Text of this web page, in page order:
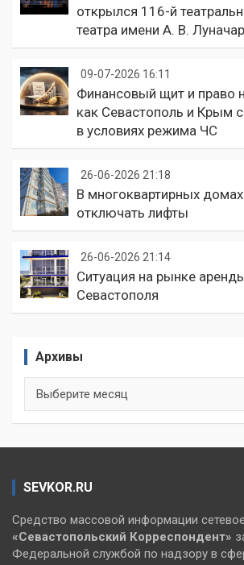
открылся 116-й
театра имени А. В.
09-07-2026 16:11
Финансовый щит и право
как Севастополь и Крым
в условиях режима ЧС
26-06-2026 21:18
В многоквартирных
отключать лифты
26-06-2026 21:14
Ситуация на рынке
Севастополя
Архивы
SEVKOR.RU
Средство массовой информации
«Севастопольский Корреспондент»
Федеральной службой по надзору в